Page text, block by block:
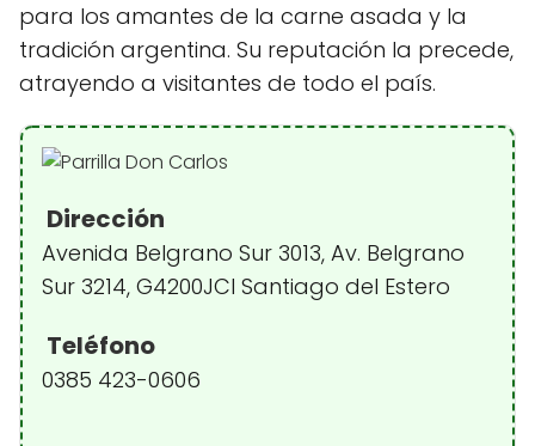
para los amantes de la carne asada y la
tradición argentina. Su reputación la precede,
atrayendo a visitantes de todo el país.
Dirección
Avenida Belgrano Sur 3013, Av. Belgrano
Sur 3214, G4200JCI Santiago del Estero
Teléfono
0385 423-0606